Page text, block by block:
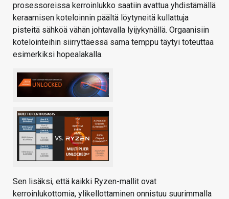
prosessoreissa kerroinlukko saatiin avattua yhdistämällä
keraamisen koteloinnin päältä löytyneitä kullattuja
pisteitä sähköä vähän johtavalla lyijykynällä. Orgaanisiin
kotelointeihin siirryttäessä sama temppu täytyi toteuttaa
esimerkiksi hopealakalla.
Sen lisäksi, että kaikki Ryzen-mallit ovat
kerroinlukottomia, ylikellottaminen onnistuu suurimmalla